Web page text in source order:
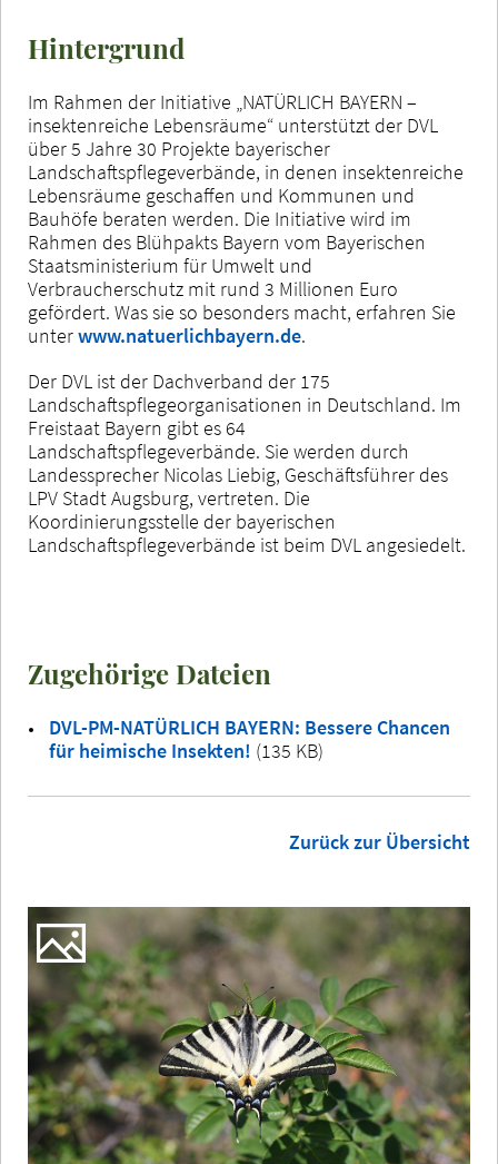
Hintergrund
Im Rahmen der Initiative „NATÜRLICH BAYERN –
insektenreiche Lebensräume“ unterstützt der DVL
über 5 Jahre 30 Projekte bayerischer
Landschaftspflegeverbände, in denen insektenreiche
Lebensräume geschaffen und Kommunen und
Bauhöfe beraten werden. Die Initiative wird im
Rahmen des Blühpakts Bayern vom Bayerischen
Staatsministerium für Umwelt und
Verbraucherschutz mit rund 3 Millionen Euro
gefördert. Was sie so besonders macht, erfahren Sie
unterwww.natuerlichbayern.de.
Der DVL ist der Dachverband der 175
Landschaftspflegeorganisationen in Deutschland. Im
Freistaat Bayern gibt es 64
Landschaftspflegeverbände. Sie werden durch
Landessprecher Nicolas Liebig, Geschäftsführer des
LPV Stadt Augsburg, vertreten. Die
Koordinierungsstelle der bayerischen
Landschaftspflegeverbände ist beim DVL angesiedelt.
Zugehörige Dateien
DVL-PM-NATÜRLICH BAYERN: Bessere Chancen
für heimische Insekten! (135 KB)
Zurück zur Übersicht